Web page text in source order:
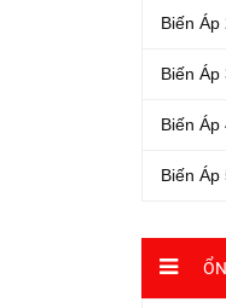
Biến Áp
Biến Áp
Biến Áp
Biến Áp